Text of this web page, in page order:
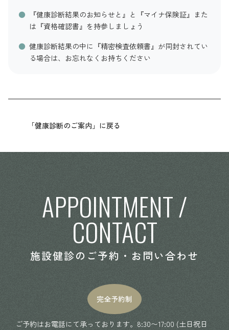
『健康診断結果のお知らせと』と『マイナ保険証』また
は『資格確認書』を持参しましょう
健康診断結果の中に『精密検査依頼書』が同封されてい
る場合は、お忘れなくお持ちください
「健康診断のご案内」に戻る
APPOINTMENT /
CONTACT
施設健診のご予約・お問い合わせ
完全予約制
ご予約はお電話にて承っております。8:30〜17:00 (土日祝日